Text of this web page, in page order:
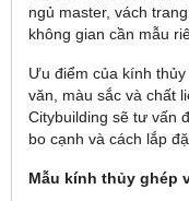
ngủ master, vách
không gian cần mẫu
Ưu điểm của kính
văn, màu sắc và chất
Citybuilding sẽ tư vấn
bo cạnh và cách lắp
Mẫu kính thủy ghép